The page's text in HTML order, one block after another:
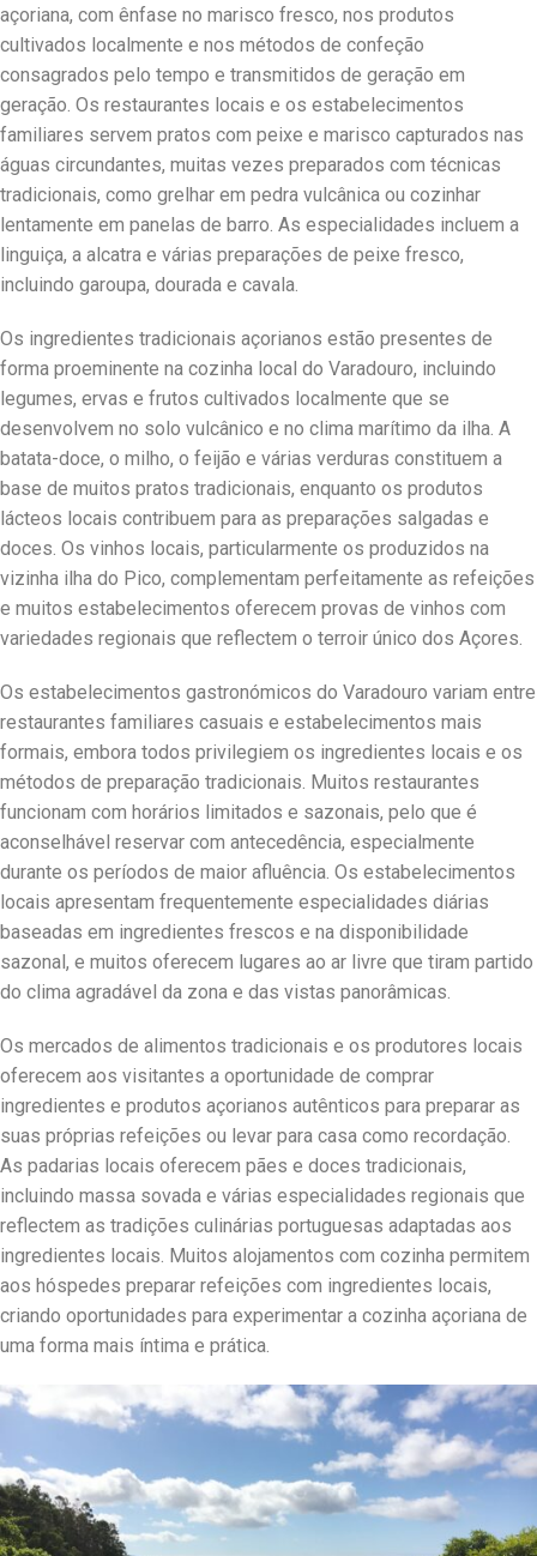
açoriana, com ênfase no marisco fresco, nos produtos
cultivados localmente e nos métodos de confeção
consagrados pelo tempo e transmitidos de geração em
geração. Os restaurantes locais e os estabelecimentos
familiares servem pratos com peixe e marisco capturados nas
águas circundantes, muitas vezes preparados com técnicas
tradicionais, como grelhar em pedra vulcânica ou cozinhar
lentamente em panelas de barro. As especialidades incluem a
linguiça, a alcatra e várias preparações de peixe fresco,
incluindo garoupa, dourada e cavala.
Os ingredientes tradicionais açorianos estão presentes de
forma proeminente na cozinha local do Varadouro, incluindo
legumes, ervas e frutos cultivados localmente que se
desenvolvem no solo vulcânico e no clima marítimo da ilha. A
batata-doce, o milho, o feijão e várias verduras constituem a
base de muitos pratos tradicionais, enquanto os produtos
lácteos locais contribuem para as preparações salgadas e
doces. Os vinhos locais, particularmente os produzidos na
vizinha ilha do Pico, complementam perfeitamente as refeições
e muitos estabelecimentos oferecem provas de vinhos com
variedades regionais que reflectem o terroir único dos Açores.
Os estabelecimentos gastronómicos do Varadouro variam entre
restaurantes familiares casuais e estabelecimentos mais
formais, embora todos privilegiem os ingredientes locais e os
métodos de preparação tradicionais. Muitos restaurantes
funcionam com horários limitados e sazonais, pelo que é
aconselhável reservar com antecedência, especialmente
durante os períodos de maior afluência. Os estabelecimentos
locais apresentam frequentemente especialidades diárias
baseadas em ingredientes frescos e na disponibilidade
sazonal, e muitos oferecem lugares ao ar livre que tiram partido
do clima agradável da zona e das vistas panorâmicas.
Os mercados de alimentos tradicionais e os produtores locais
oferecem aos visitantes a oportunidade de comprar
ingredientes e produtos açorianos autênticos para preparar as
suas próprias refeições ou levar para casa como recordação.
As padarias locais oferecem pães e doces tradicionais,
incluindo massa sovada e várias especialidades regionais que
reflectem as tradições culinárias portuguesas adaptadas aos
ingredientes locais. Muitos alojamentos com cozinha permitem
aos hóspedes preparar refeições com ingredientes locais,
criando oportunidades para experimentar a cozinha açoriana de
uma forma mais íntima e prática.